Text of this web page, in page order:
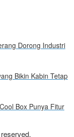
Dorong Industri
Bikin Kabin Tetap
Box Punya Fitur